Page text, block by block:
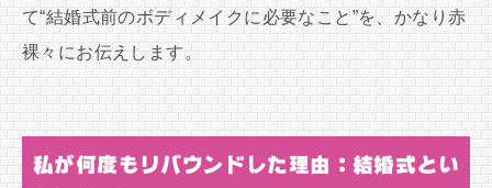
て“結婚式前のボディメイクに必要なこと”を、かなり赤
裸々にお伝えします。
私が何度もリバウンドした理由：結婚式とい